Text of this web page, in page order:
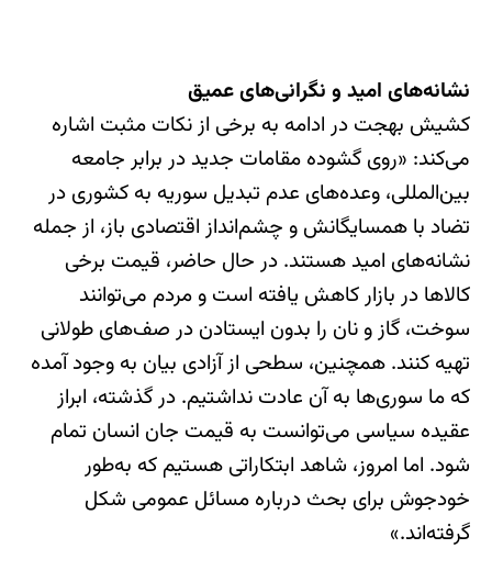
نشانه‌های امید و نگرانی‌های عمیق
کشیش بهجت در ادامه به برخی از نکات مثبت اشاره
می‌کند: «روی گشوده مقامات جدید در برابر جامعه
بین‌المللی، وعده‌های عدم تبدیل سوریه به کشوری در
تضاد با همسایگانش و چشم‌انداز اقتصادی باز، از جمله
نشانه‌های امید هستند. در حال حاضر، قیمت برخی
کالاها در بازار کاهش یافته است و مردم می‌توانند
سوخت، گاز و نان را بدون ایستادن در صف‌های طولانی
تهیه کنند. همچنین، سطحی از آزادی بیان به وجود آمده
که ما سوری‌ها به آن عادت نداشتیم. در گذشته، ابراز
عقیده سیاسی می‌توانست به قیمت جان انسان تمام
شود. اما امروز، شاهد ابتکاراتی هستیم که به‌طور
خودجوش برای بحث درباره مسائل عمومی شکل
گرفته‌اند.»